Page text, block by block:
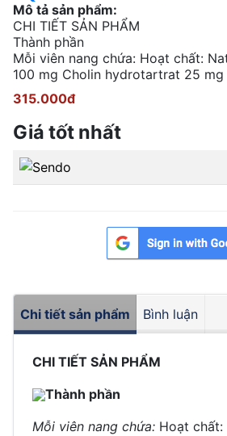
Mô tả sản phẩm:
CHI TIẾT SẢN PHẨM
Thành phần
Mỗi viên nang chứa: Hoạt chất:
100 mg Cholin hydrotartrat 25 mg
315.000đ
Giá tốt nhất
Chi tiết sản phẩm Bình luận
CHI TIẾT SẢN PHẨM
Thành phần
Mỗi viên nang chứa: Hoạt chất: